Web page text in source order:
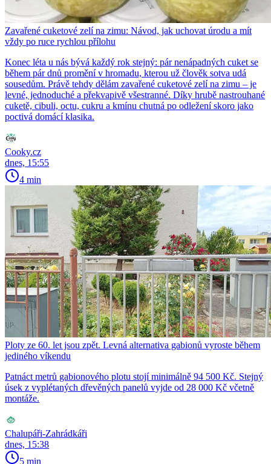
Zavařené cuketové zelí na zimu: Návod, jak uchovat úrodu a mít
vždy po ruce rychlou přílohu
Konec léta u nás bývá každý rok stejný: pár nenápadných cuket se
během pár dnů promění v hromadu, kterou už člověk sotva udá
sousedům. Právě tehdy dělám zavařené cuketové zelí na zimu – je
levné, jednoduché a překvapivě všestranné. Díky hrubě nastrouhané
cuketě, cibuli, octu, cukru a kmínu chutná po odležení skoro jako
poctivá domácí klasika.
Cooky.cz
dnes, 15:55
4 min
Ploty ze 60. let jsou zpět. Levná alternativa gabionů vyroste během
jediného víkendu
Patnáct metrů gabionového plotu stojí minimálně 94 500 Kč. Stejný
úsek z vyplétaných dřevěných panelů vyjde od 28 000 Kč včetně
montáže.
Chalupáři-Zahrádkáři
dnes, 15:38
5 min